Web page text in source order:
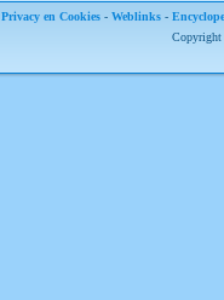
Privacy en Cookies- Weblinks-